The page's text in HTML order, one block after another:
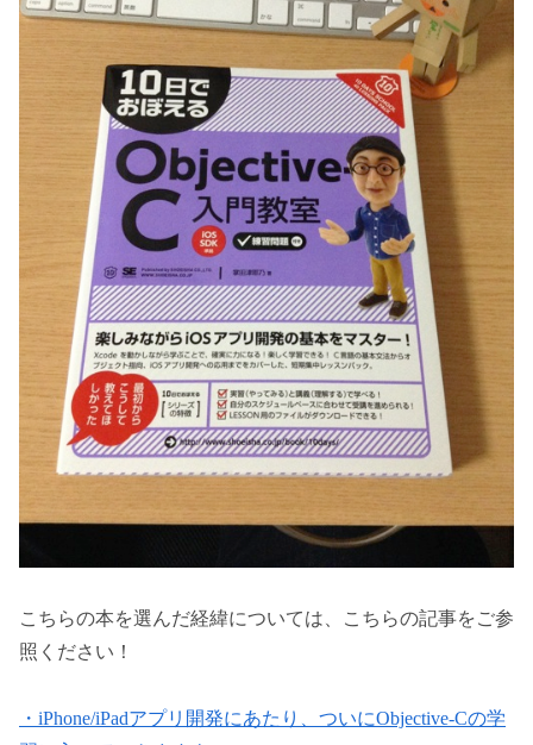
こちらの本を選んだ経緯については、こちらの記事をご参
照ください！
・iPhone/iPadアプリ開発にあたり、ついにObjective-Cの学